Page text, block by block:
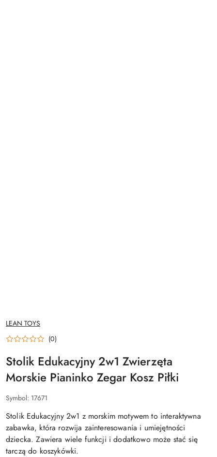
NAZWA
PRODUCENTA:
LEAN TOYS
(0)
Stolik Edukacyjny 2w1 Zwierzęta
Morskie Pianinko Zegar Kosz Piłki
Symbol: 17671
Stolik Edukacyjny 2w1 z morskim motywem to interaktywna
zabawka, która rozwija zainteresowania i umiejętności
dziecka. Zawiera wiele funkcji i dodatkowo może stać się
tarczą do koszykówki.